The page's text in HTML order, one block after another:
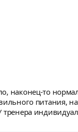
то нормализовать
питания,
тренера